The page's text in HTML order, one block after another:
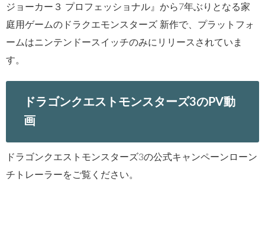
ジョーカー３ プロフェッショナル』から7年ぶりとなる家
庭用ゲームのドラクエモンスターズ 新作で、プラットフォ
ームはニンテンドースイッチのみにリリースされていま
す。
ドラゴンクエストモンスターズ3のPV動
画
ドラゴンクエストモンスターズ3の公式キャンペーンローン
チトレーラーをご覧ください。